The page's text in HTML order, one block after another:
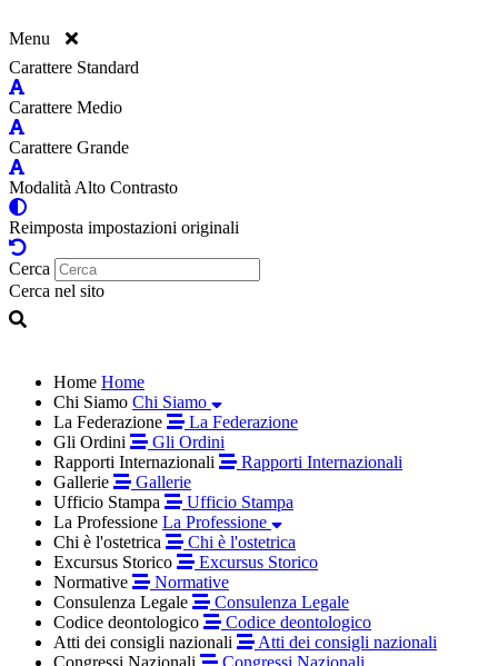
Menu
Carattere Standard
Carattere Medio
Carattere Grande
Modalità Alto Contrasto
Reimposta impostazioni originali
Cerca
Cerca nel sito
Home Home
Chi Siamo Chi Siamo
La Federazione
La Federazione
Gli Ordini
Gli Ordini
Rapporti Internazionali
Rapporti Internazionali
Gallerie
Gallerie
Ufficio Stampa
Ufficio Stampa
La Professione La Professione
Chi è l'ostetrica
Chi è l'ostetrica
Excursus Storico
Excursus Storico
Normative
Normative
Consulenza Legale
Consulenza Legale
Codice deontologico
Codice deontologico
Atti dei consigli nazionali
Atti dei consigli nazionali
Congressi Nazionali
Congressi Nazionali